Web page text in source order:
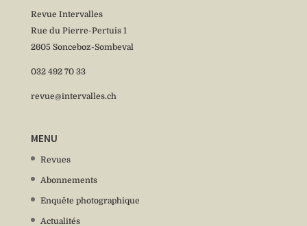
Revue Intervalles
Rue du Pierre-Pertuis 1
2605 Sonceboz-Sombeval
032 492 70 33
revue@intervalles.ch
MENU
Revues
Abonnements
Enquête photographique
Actualités